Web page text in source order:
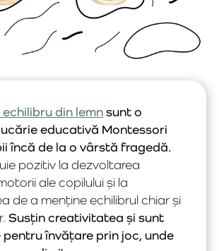
din lemnsunt o
educativă Montessori
încă de la o vârstă fragedă.
pozitiv la dezvoltarea
ale copilului și la
de a menține echilibrul chiar și
Susțin creativitatea și sunt
învățare prin joc, unde